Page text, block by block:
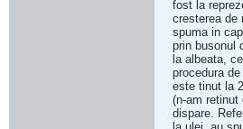
fost la
cresterea de
spuma in
prin busonul
la albeata,
procedura
este tinut la
(n-am retinut
dispare.